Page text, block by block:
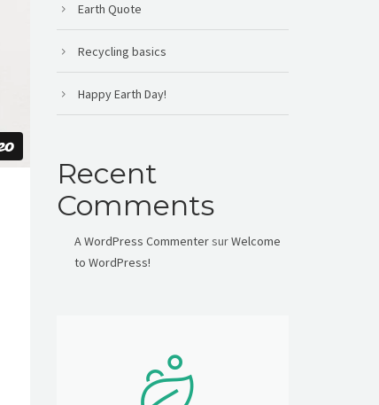
Earth Quote
Recycling basics
Happy Earth Day!
Recent
Comments
A WordPress CommentersurWelcome
to WordPress!